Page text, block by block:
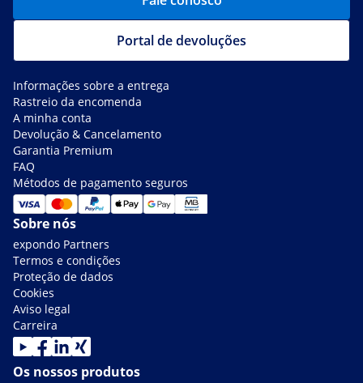
Portal de devoluções
Informações sobre a entrega
Rastreio da encomenda
A minha conta
Devolução & Cancelamento
Garantia Premium
FAQ
Métodos de pagamento seguros
Sobre nós
expondo Partners
Termos e condições
Proteção de dados
Cookies
Aviso legal
Carreira
Os nossos produtos